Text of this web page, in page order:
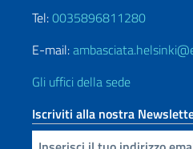
Tel:0035896811280
E-mail:
Gli uffici della sede
Iscriviti alla nostra
Inserisci la tua email